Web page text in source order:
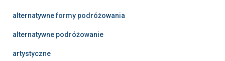
alternatywne formy podróżowania
alternatywne podróżowanie
artystyczne